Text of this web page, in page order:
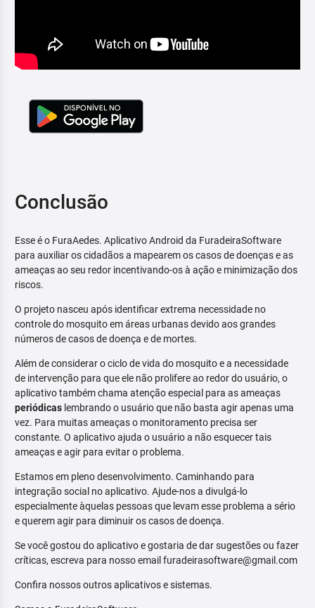
Conclusão
Esse é o FuraAedes. Aplicativo Android da FuradeiraSoftware
para auxiliar os cidadãos a mapearem os casos de doenças e as
ameaças ao seu redor incentivando-os à ação e minimização dos
riscos.
O projeto nasceu após identificar extrema necessidade no
controle do mosquito em áreas urbanas devido aos grandes
números de casos de doença e de mortes.
Além de considerar o ciclo de vida do mosquito e a necessidade
de intervenção para que ele não prolifere ao redor do usuário, o
aplicativo também chama atenção especial para as ameaças
periódicas lembrando o usuário que não basta agir apenas uma
vez. Para muitas ameaças o monitoramento precisa ser
constante. O aplicativo ajuda o usuário a não esquecer tais
ameaças e agir para evitar o problema.
Estamos em pleno desenvolvimento. Caminhando para
integração social no aplicativo. Ajude-nos a divulgá-lo
especialmente àquelas pessoas que levam esse problema a sério
e querem agir para diminuir os casos de doença.
Se você gostou do aplicativo e gostaria de dar sugestões ou fazer
críticas, escreva para nosso email furadeirasoftware@gmail.com
Confira nossos outros aplicativos e sistemas.